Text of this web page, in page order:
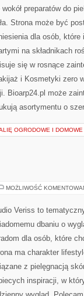
wokół preparatów do
Strona może być
dla osób,
na składnikach
się w rosnące
i Kosmetyki zero
Bioarp24.pl może
asortymentu o
OGRODOWE I DOMOWE
MOŻLIWOŚĆ
Veriss to
dbaniu o
dla osób, które
ma charakter
z pielęgnacją
inspiracji, w